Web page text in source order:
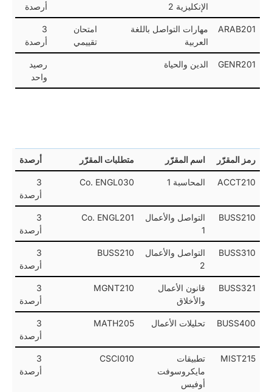
الإنكليزية 2
أرصدة
ARAB201
مهارات التواصل باللغة
العربية
امتحان
تقييمي
3
أرصدة
GENR201 الدين والحياة
رصيد
واحد
رمز المقرّر اسم المقرّر متطلبات المقرّر أرصدة
ACCT210 المحاسبة 1 Co. ENGL030
3
أرصدة
BUSS210
التواصل والأعمال
1
Co. ENGL201
3
أرصدة
BUSS310
التواصل والأعمال
2
BUSS210
3
أرصدة
BUSS321
قانون الأعمال
والأخلاق
MGNT210
3
أرصدة
BUSS400 تحليلات الأعمال MATH205
3
أرصدة
MIST215
تطبيقات
مايكروسوفت
أوفيس
CSCI010
3
أرصدة